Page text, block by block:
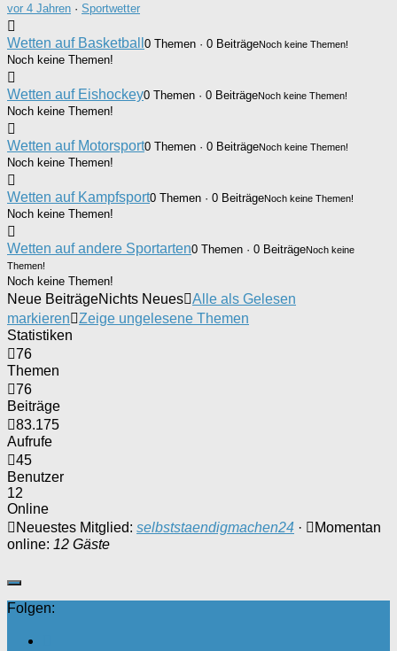
vor 4 Jahren · Sportwetter
Wetten auf Basketball 0 Themen · 0 BeiträgeNoch keine Themen!
Noch keine Themen!
Wetten auf Eishockey0 Themen · 0 BeiträgeNoch keine Themen!
Noch keine Themen!
Wetten auf Motorsport0 Themen · 0 BeiträgeNoch keine Themen!
Noch keine Themen!
Wetten auf Kampfsport0 Themen · 0 BeiträgeNoch keine Themen!
Noch keine Themen!
Wetten auf andere Sportarten0 Themen · 0 BeiträgeNoch keine
Themen!
Noch keine Themen!
Neue BeiträgeNichts Neues Alle als Gelesen
markieren
Zeige ungelesene Themen
Statistiken
76
Themen
76
Beiträge
83.175
Aufrufe
45
Benutzer
12
Online
Neuestes Mitglied: selbststaendigmachen24 ·
Momentan
online: 12 Gäste
Folgen: